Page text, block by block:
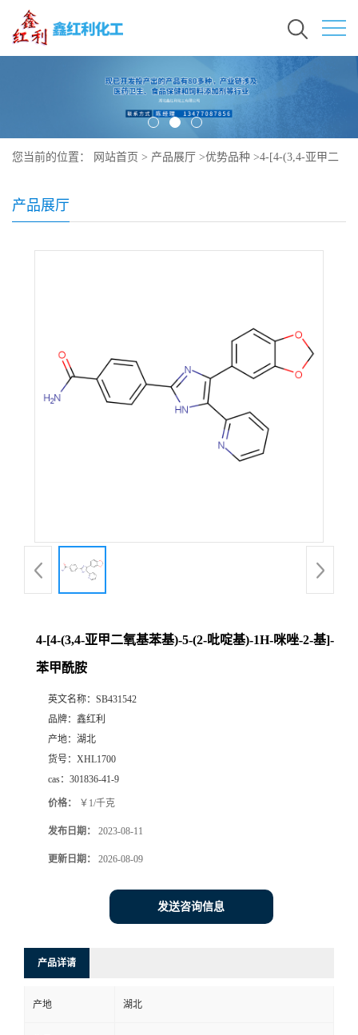
您当前的位置： 网站首页 > 产品展厅 >优势品种 >4-[4-(3,4-亚甲二
产品展厅
4-[4-(3,4-亚甲二氧基苯基)-5-(2-吡啶基)-1H-咪唑-2-基]-
苯甲酰胺
英文名称： SB431542
品牌： 鑫红利
产地： 湖北
货号： XHL1700
cas： 301836-41-9
价格： ￥1/千克
发布日期： 2023-08-11
更新日期： 2026-08-09
发送咨询信息
产品详请
产地 湖北